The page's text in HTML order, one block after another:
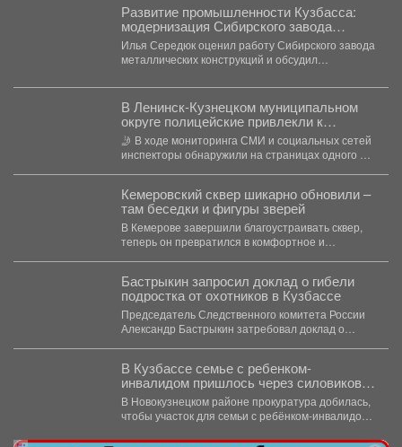
Развитие промышленности Кузбасса:
модернизация Сибирского завода
металлических конструкций
Илья Середюк оценил работу Сибирского завода
металлических конструкций и обсудил
В Ленинск-Кузнецком муниципальном
округе полицейские привлекли к
ответственности автомобилистку за
нарушение правил проезда перекрестка
🤳 В ходе мониторинга СМИ и социальных сетей
инспекторы обнаружили на страницах одного из
Кемеровский сквер шикарно обновили –
там беседки и фигуры зверей
В Кемерове завершили благоустраивать сквер,
теперь он превратился в комфортное и
Бастрыкин запросил доклад о гибели
подростка от охотников в Кузбассе
Председатель Следственного комитета России
Александр Бастрыкин затребовал доклад о
В Кузбассе семье с ребенком-
инвалидом пришлось через силовиков
просить воду в дом
В Новокузнецком районе прокуратура добилась,
чтобы участок для семьи с ребёнком-инвалидом